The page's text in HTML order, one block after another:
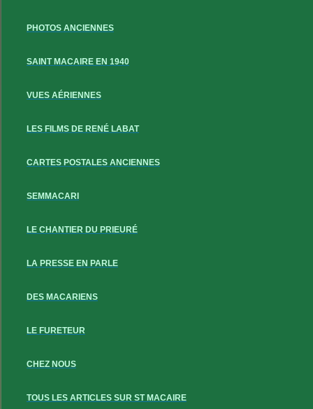
PHOTOS ANCIENNES
SAINT MACAIRE EN 1940
VUES AÉRIENNES
LES FILMS DE RENÉ LABAT
CARTES POSTALES ANCIENNES
SEMMACARI
LE CHANTIER DU PRIEURÉ
LA PRESSE EN PARLE
DES MACARIENS
LE FURETEUR
CHEZ NOUS
TOUS LES ARTICLES SUR ST MACAIRE